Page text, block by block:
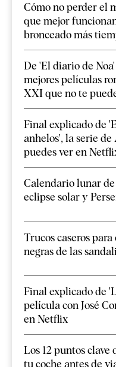
Cómo no perder el
que mejor
bronceado más
De 'El diario de
mejores películas
XXI que no te
Final explicado de
anhelos', la serie
puedes ver en
Calendario lunar de
eclipse solar y
Trucos caseros
negras de las
Final explicado de
película con José
en Netflix
Los 12 puntos clave
tu coche antes de